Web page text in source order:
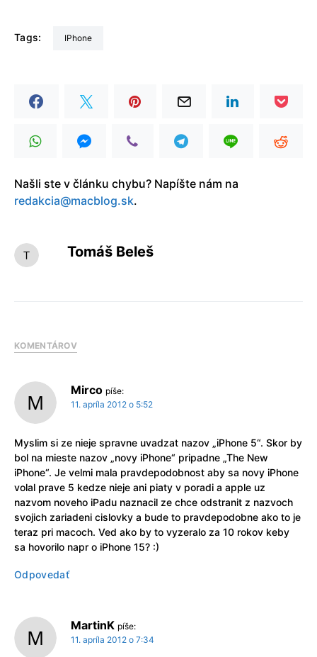
Tags: iPhone
Našli ste v článku chybu? Napíšte nám na
redakcia@macblog.sk.
Tomáš Beleš
KOMENTÁROV
Mirco píše:
11. apríla 2012 o 5:52
Myslim si ze nieje spravne uvadzat nazov „iPhone 5“. Skor by
bol na mieste nazov „novy iPhone“ pripadne „The New
iPhone“. Je velmi mala pravdepodobnost aby sa novy iPhone
volal prave 5 kedze nieje ani piaty v poradi a apple uz
nazvom noveho iPadu naznacil ze chce odstranit z nazvoch
svojich zariadeni cislovky a bude to pravdepodobne ako to je
teraz pri macoch. Ved ako by to vyzeralo za 10 rokov keby
sa hovorilo napr o iPhone 15? :)
Odpovedať
MartinK píše:
11. apríla 2012 o 7:34